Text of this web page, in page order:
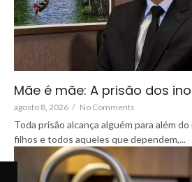
Mãe é mãe: A prisão dos
agosto 8, 2026 / No Comments
Toda prisão alcança alguém para além
filhos e todos aqueles que dependem,...